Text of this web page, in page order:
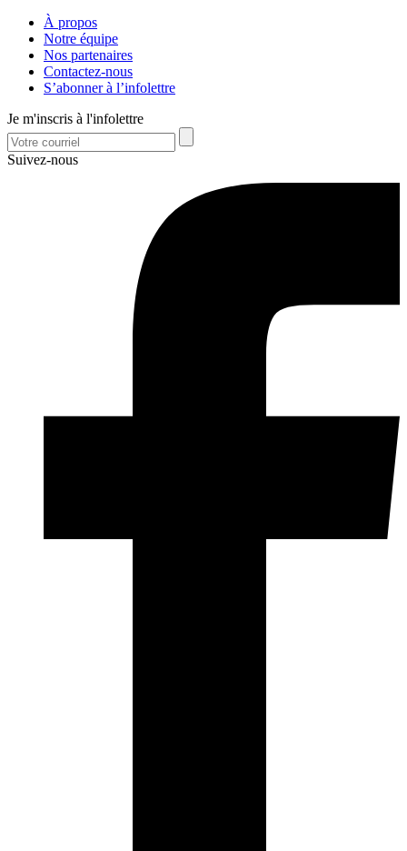
À propos
Notre équipe
Nos partenaires
Contactez-nous
S’abonner à l’infolettre
Je m'inscris à l'infolettre
Suivez-nous